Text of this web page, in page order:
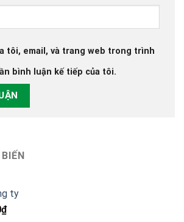
tôi, email, và trang web trong trình
bình luận kế tiếp của tôi.
ty
₫